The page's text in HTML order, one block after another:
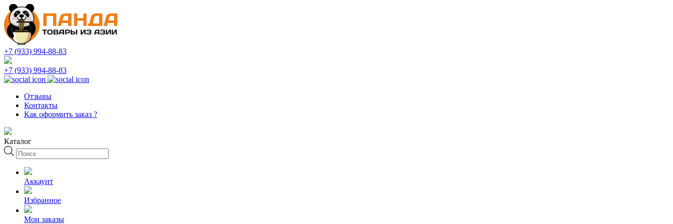
+7 (933) 994-88-83
+7 (933) 994-88-83
Отзывы
Контакты
Как оформить заказ ?
Каталог
Поиск
товаров
Аккаунт
Избранное
Мои заказы